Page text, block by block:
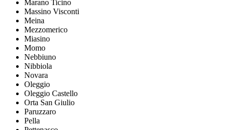
Marano Ticino
Massino Visconti
Meina
Mezzomerico
Miasino
Momo
Nebbiuno
Nibbiola
Novara
Oleggio
Oleggio Castello
Orta San Giulio
Paruzzaro
Pella